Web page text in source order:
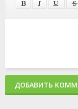
ДОБАВИТЬ